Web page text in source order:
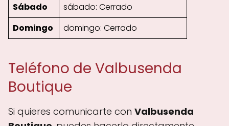
Sábado
sábado: Cerrado
Domingo
domingo: Cerrado
Teléfono de Valbusenda
Boutique
Si quieres comunicarte con Valbusenda